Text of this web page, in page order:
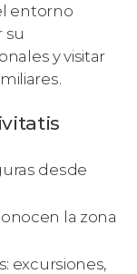
entorno
su
y visitar
desde
la zona
excursiones,